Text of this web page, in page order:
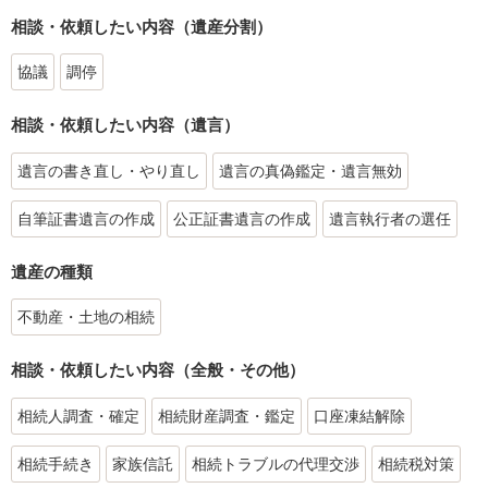
相談・依頼したい内容（遺産分割）
協議 調停
相談・依頼したい内容（遺言）
遺言の書き直し・やり直し 遺言の真偽鑑定・遺言無効
自筆証書遺言の作成 公正証書遺言の作成 遺言執行者の選任
遺産の種類
不動産・土地の相続
相談・依頼したい内容（全般・その他）
相続人調査・確定 相続財産調査・鑑定 口座凍結解除
相続手続き 家族信託 相続トラブルの代理交渉 相続税対策